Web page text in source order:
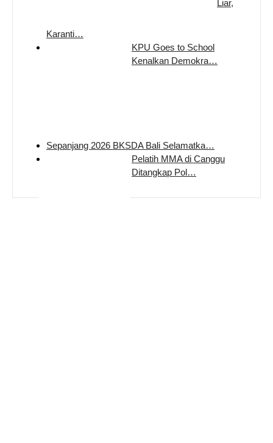
Liar,
Karanti…
KPU Goes to School
Kenalkan Demokra…
Sepanjang 2026 BKSDA Bali Selamatka…
Pelatih MMA di Canggu
Ditangkap Pol…